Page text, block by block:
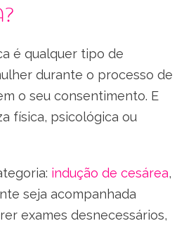
é qualquer tipo de
durante o processo de
o seu consentimento. E
física, psicológica ou
indução de cesárea,
seja acompanhada
exames desnecessários,